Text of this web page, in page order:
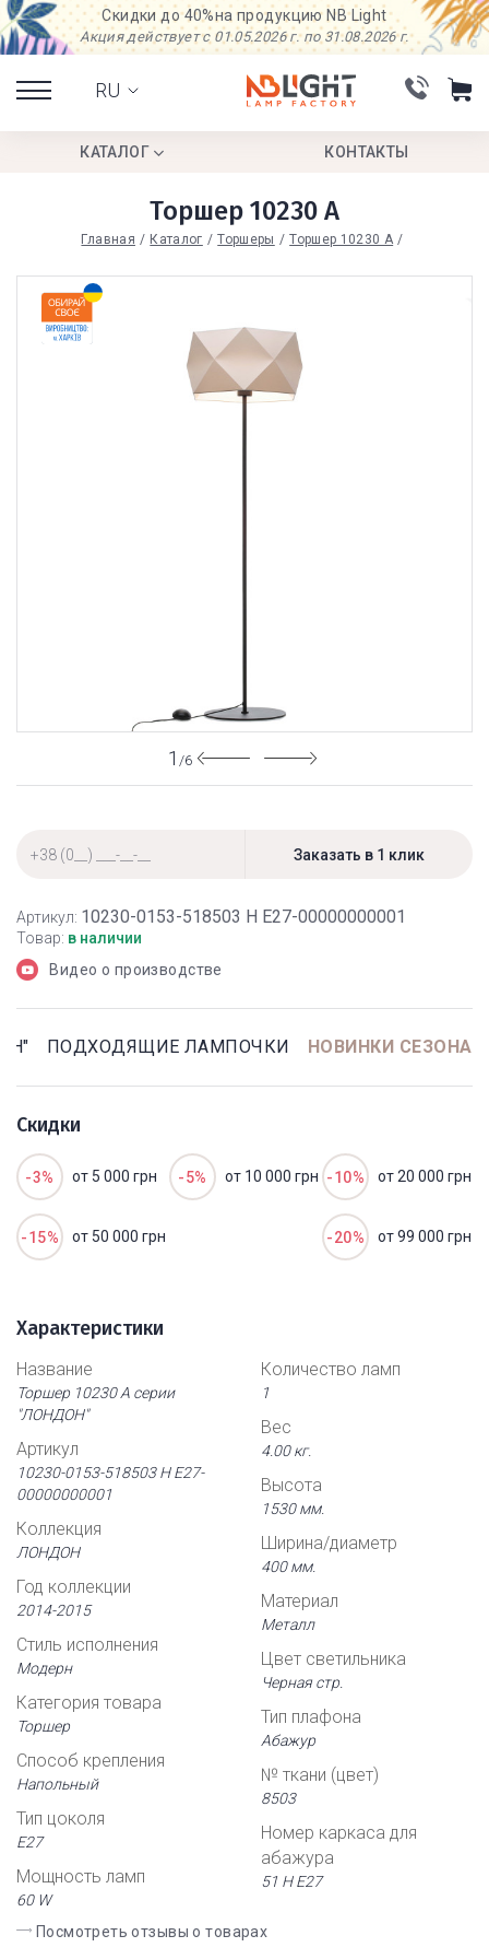
Скидки до 40%на продукцию NB Light
Акция действует с 01.05.2026 г. по 31.08.2026 г.
RU
КАТАЛОГ КОНТАКТЫ
Торшер 10230 А
Главная Каталог Торшеры Торшер 10230 А
1 /6
Артикул: 10230-0153-518503 Н Е27-00000000001
Товар: в наличии
Видео о производстве
ПОДХОДЯЩИЕ ЛАМПОЧКИ НОВИНКИ СЕЗОНА
Скидки
-3% от 5 000 грн -5% от 10 000 грн -10% от 20 000 грн
-15% от 50 000 грн -20% от 99 000 грн
Характеристики
Название
Торшер 10230 А серии
"ЛОНДОН"
Артикул
10230-0153-518503 Н Е27-
00000000001
Коллекция
ЛОНДОН
Год коллекции
2014-2015
Стиль исполнения
Модерн
Категория товара
Торшер
Способ крепления
Напольный
Тип цоколя
Е27
Мощность ламп
60 W
Количество ламп
1
Вес
4.00 кг.
Высота
1530 мм.
Ширина/диаметр
400 мм.
Материал
Металл
Цвет светильника
Черная стр.
Тип плафона
Абажур
№ ткани (цвет)
8503
Номер каркаса для
абажура
51 Н Е27
Посмотреть отзывы о товарах